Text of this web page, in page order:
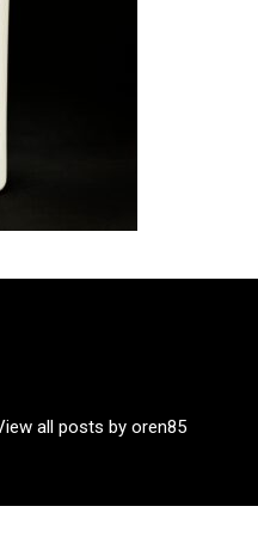
all posts by oren85